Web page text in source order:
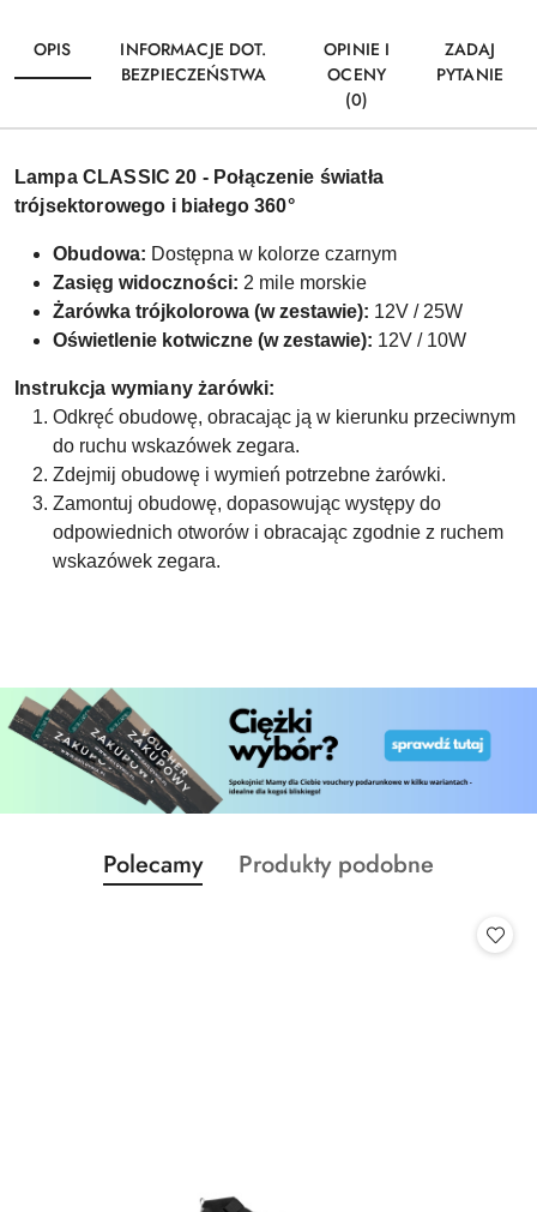
OPIS
INFORMACJE DOT.
BEZPIECZEŃSTWA
OPINIE I
OCENY
(0)
ZADAJ
PYTANIE
Lampa CLASSIC 20 - Połączenie światła
trójsektorowego i białego 360°
Obudowa: Dostępna w kolorze czarnym
Zasięg widoczności: 2 mile morskie
Żarówka trójkolorowa (w zestawie): 12V / 25W
Oświetlenie kotwiczne (w zestawie): 12V / 10W
Instrukcja wymiany żarówki:
Odkręć obudowę, obracając ją w kierunku przeciwnym
do ruchu wskazówek zegara.
Zdejmij obudowę i wymień potrzebne żarówki.
Zamontuj obudowę, dopasowując występy do
odpowiednich otworów i obracając zgodnie z ruchem
wskazówek zegara.
Pomiń karuzelę produktów
Produkty
o
Polecamy
Produkty
Produkty podobne